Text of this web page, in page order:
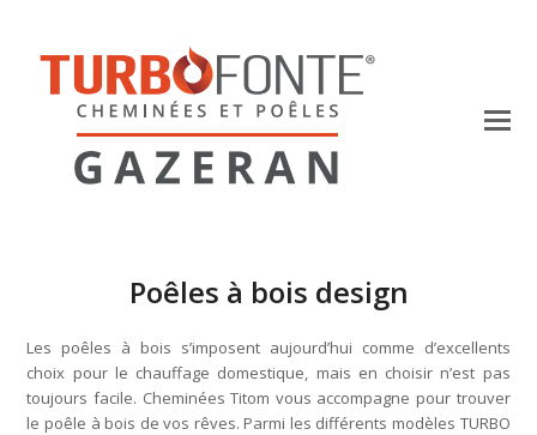
Poêles à bois design
Les poêles à bois s’imposent aujourd’hui comme d’excellents
choix pour le chauffage domestique, mais en choisir n’est pas
toujours facile. Cheminées Titom vous accompagne pour trouver
le poêle à bois de vos rêves. Parmi les différents modèles TURBO